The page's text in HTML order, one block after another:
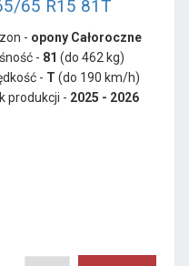
65 R15 81T
- opony Całoroczne
- 81 (do 462 kg)
- T (do 190 km/h)
produkcji - 2025 - 2026